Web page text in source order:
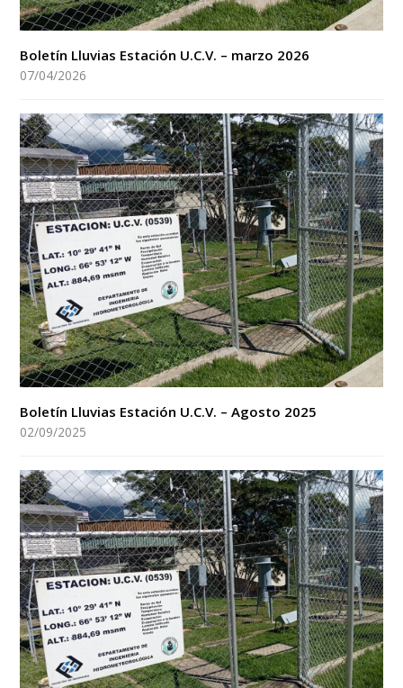
Boletín Lluvias Estación U.C.V. – marzo 2026
07/04/2026
Boletín Lluvias Estación U.C.V. – Agosto 2025
02/09/2025